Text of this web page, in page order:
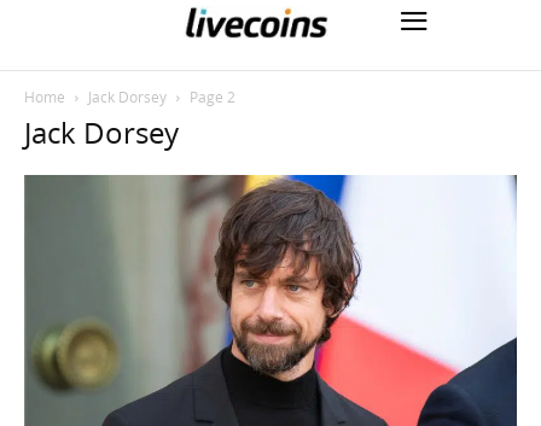
Home Jack Dorsey Page 2
Jack Dorsey